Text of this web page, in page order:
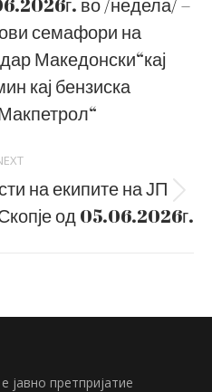
Previous
post:
семафори на
Македонски“кај
кај бензиска
Next
post:
на екипите на ЈП
од 05.06.2026г.
јавно претпријатие